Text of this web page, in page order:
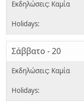
Σάββατο - 20